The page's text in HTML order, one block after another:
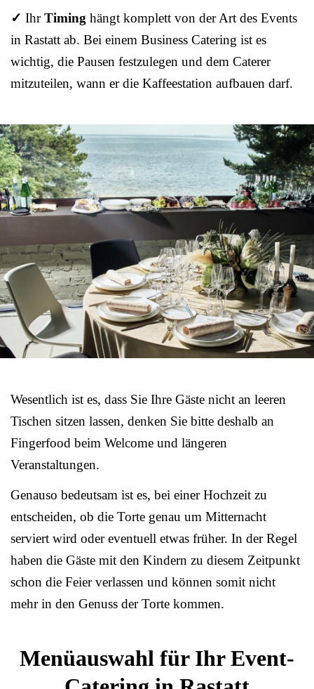
✓ IhrTiming hängt komplett von der Art des Events
in Rastatt ab. Bei einem Business Catering ist es
wichtig, die Pausen festzulegen und dem Caterer
mitzuteilen, wann er die Kaffeestation aufbauen darf.
Wesentlich ist es, dass Sie Ihre Gäste nicht an leeren
Tischen sitzen lassen, denken Sie bitte deshalb an
Fingerfood beim Welcome und längeren
Veranstaltungen.
Genauso bedeutsam ist es, bei einer Hochzeit zu
entscheiden, ob die Torte genau um Mitternacht
serviert wird oder eventuell etwas früher. In der Regel
haben die Gäste mit den Kindern zu diesem Zeitpunkt
schon die Feier verlassen und können somit nicht
mehr in den Genuss der Torte kommen.
Menüauswahl für Ihr Event-